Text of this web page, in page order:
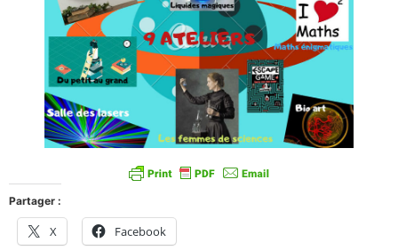
Partager :
X Facebook